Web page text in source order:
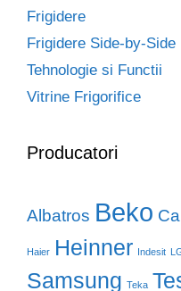
Frigidere
Frigidere Side-by-Side
Tehnologie si Functii
Vitrine Frigorifice
Producatori
Albatros Beko
Haier Heinner Indesit
Samsung Teka